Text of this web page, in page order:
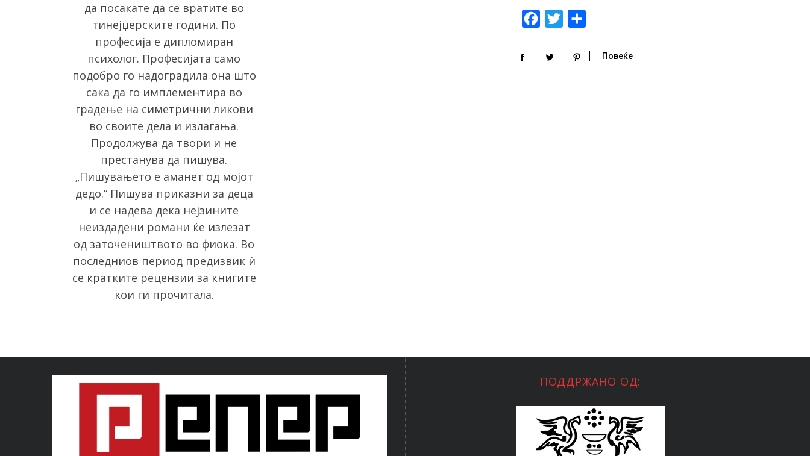
да посакате да се вратите во
тинејџерските години. По
професија е дипломиран
психолог. Професијата само
подобро го надоградила она што
сака да го имплементира во
градење на симетрични ликови
во своите дела и излагања.
Продолжува да твори и не
престанува да пишува.
„Пишувањето е аманет од мојот
дедо.“ Пишува приказни за деца
и се надева дека нејзините
неиздадени романи ќе излезат
од заточеништвото во фиока. Во
последниов период предизвик ѝ
се кратките рецензии за книгите
кои ги прочитала.
a
Повеќе
ПОДДРЖАНО ОД: